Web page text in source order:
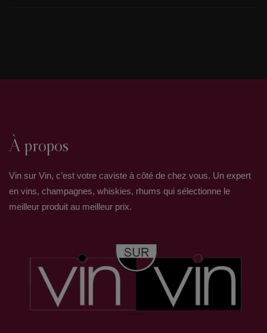
À propos
Vin sur Vin, c’est votre caviste à côté de chez vous. Un expert
en vins, champagnes, whiskies, rhums qui sélectionne le
meilleur produit au meilleur prix.